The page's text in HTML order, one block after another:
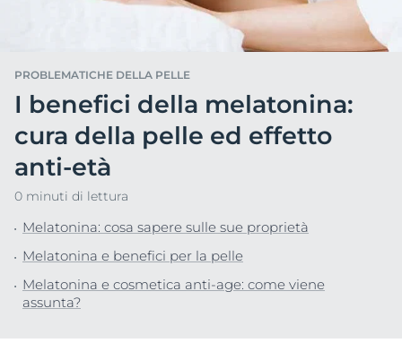
PROBLEMATICHE DELLA PELLE
I benefici della melatonina:
cura della pelle ed effetto
anti-età
0 minuti di lettura
Melatonina: cosa sapere sulle sue proprietà
Melatonina e benefici per la pelle
Melatonina e cosmetica anti-age: come viene
assunta?